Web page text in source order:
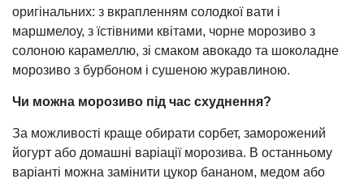
оригінальних: з вкрапленням солодкої вати і
маршмелоу, з їстівними квітами, чорне морозиво з
солоною карамеллю, зі смаком авокадо та шоколадне
морозиво з бурбоном і сушеною журавлиною.
Чи можна морозиво під час схуднення?
За можливості краще обирати сорбет, заморожений
йогурт або домашні варіації морозива. В останньому
варіанті можна замінити цукор бананом, медом або